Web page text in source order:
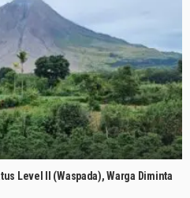
Level II (Waspada), Warga Diminta